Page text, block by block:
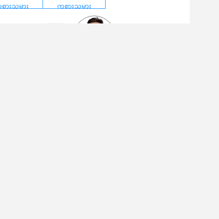
ားသမား
ကစားသမား